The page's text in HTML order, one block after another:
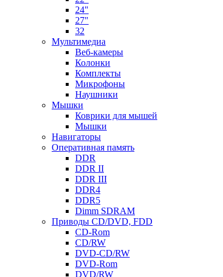
24"
27"
32
Мультимедиа
Веб-камеры
Колонки
Комплекты
Микрофоны
Наушники
Мышки
Коврики для мышей
Мышки
Навигаторы
Оперативная память
DDR
DDR II
DDR III
DDR4
DDR5
Dimm SDRAM
Приводы СD/DVD, FDD
CD-Rom
CD/RW
DVD-CD/RW
DVD-Rom
DVD/RW